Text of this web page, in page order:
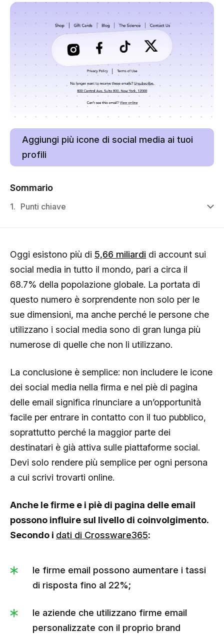
Aggiungi più icone di social media ai tuoi
profili
Sommario
1. Punti chiave
Oggi esistono più di 5,66 miliardi di account sui
social media in tutto il mondo, pari a circa il
68.7% della popolazione globale. La portata di
questo numero è sorprendente non solo per le
sue dimensioni, ma anche perché le persone che
utilizzano i social media sono di gran lunga più
numerose di quelle che non li utilizzano.
La conclusione è semplice: non includere le icone
dei social media nella firma e nel piè di pagina
delle email significa rinunciare a un’opportunità
facile per entrare in contatto con il tuo pubblico,
soprattutto perché la maggior parte dei
destinatari è già attiva sulle piattaforme social.
Devi solo rendere più semplice per ogni persona
a cui scrivi trovarti online.
Anche le firme e i piè di pagina delle email
possono influire sul livello di coinvolgimento.
Secondo i dati di Crossware365:
le firme email possono aumentare i tassi
di risposta fino al 22%;
le aziende che utilizzano firme email
personalizzate con il proprio brand